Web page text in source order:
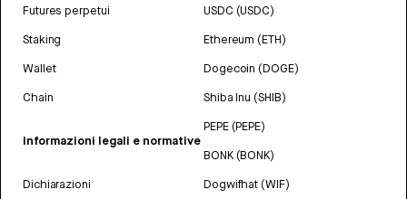
Futures perpetui
Staking
Wallet
Chain
Informazioni legali e normative
Dichiarazioni
USDC (USDC)
Ethereum (ETH)
Dogecoin (DOGE)
Shiba Inu (SHIB)
PEPE (PEPE)
BONK (BONK)
Dogwifhat (WIF)